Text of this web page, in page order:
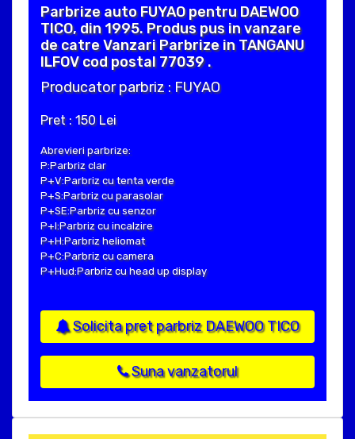
Parbrize auto FUYAO pentru DAEWOO
TICO, din 1995. Produs pus in vanzare
de catre Vanzari Parbrize in TANGANU
ILFOV cod postal 77039 .
Producator parbriz : FUYAO
Pret : 150 Lei
Abrevieri parbrize:
P:Parbriz clar
P+V:Parbriz cu tenta verde
P+S:Parbriz cu parasolar
P+SE:Parbriz cu senzor
P+I:Parbriz cu incalzire
P+H:Parbriz heliomat
P+C:Parbriz cu camera
P+Hud:Parbriz cu head up display
Solicita pret parbriz DAEWOO TICO
Suna vanzatorul